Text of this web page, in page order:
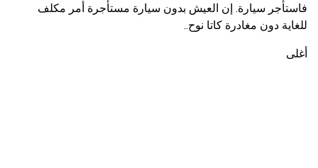
فاستأجر سيارة. إن العيش بدون سيارة مستأجرة أمر مكلف
للغاية دون مغادرة كاتا نوح..
أغلى